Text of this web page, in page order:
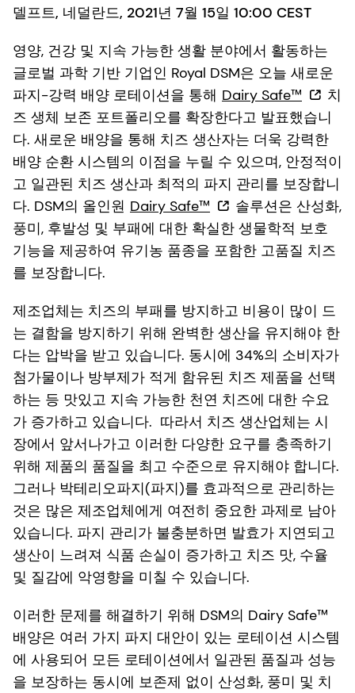
델프트, 네덜란드, 2021년 7월 15일 10:00 CEST
영양, 건강 및 지속 가능한 생활 분야에서 활동하는
글로벌 과학 기반 기업인 Royal DSM은 오늘 새로운
파지-강력 배양 로테이션을 통해 Dairy Safe™
치
즈 생체 보존 포트폴리오를 확장한다고 발표했습니
다. 새로운 배양을 통해 치즈 생산자는 더욱 강력한
배양 순환 시스템의 이점을 누릴 수 있으며, 안정적이
고 일관된 치즈 생산과 최적의 파지 관리를 보장합니
다. DSM의 올인원 Dairy Safe™
솔루션은 산성화,
풍미, 후발성 및 부패에 대한 확실한 생물학적 보호
기능을 제공하여 유기농 품종을 포함한 고품질 치즈
를 보장합니다.
제조업체는 치즈의 부패를 방지하고 비용이 많이 드
는 결함을 방지하기 위해 완벽한 생산을 유지해야 한
다는 압박을 받고 있습니다. 동시에 34%의 소비자가
첨가물이나 방부제가 적게 함유된 치즈 제품을 선택
하는 등 맛있고 지속 가능한 천연 치즈에 대한 수요
가 증가하고 있습니다. 따라서 치즈 생산업체는 시
장에서 앞서나가고 이러한 다양한 요구를 충족하기
위해 제품의 품질을 최고 수준으로 유지해야 합니다.
그러나 박테리오파지(파지)를 효과적으로 관리하는
것은 많은 제조업체에게 여전히 중요한 과제로 남아
있습니다. 파지 관리가 불충분하면 발효가 지연되고
생산이 느려져 식품 손실이 증가하고 치즈 맛, 수율
및 질감에 악영향을 미칠 수 있습니다.
이러한 문제를 해결하기 위해 DSM의 Dairy Safe™
배양은 여러 가지 파지 대안이 있는 로테이션 시스템
에 사용되어 모든 로테이션에서 일관된 품질과 성능
을 보장하는 동시에 보존제 없이 산성화, 풍미 및 치